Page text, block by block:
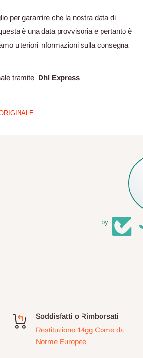
per garantire che la nostra data di
è una data provvisoria e pertanto è
ulteriori informazioni sulla consegna
tramite Dhl Express
by
Soddisfatti o Rimborsati
Restituzione 14gg Come da
Norme Europee